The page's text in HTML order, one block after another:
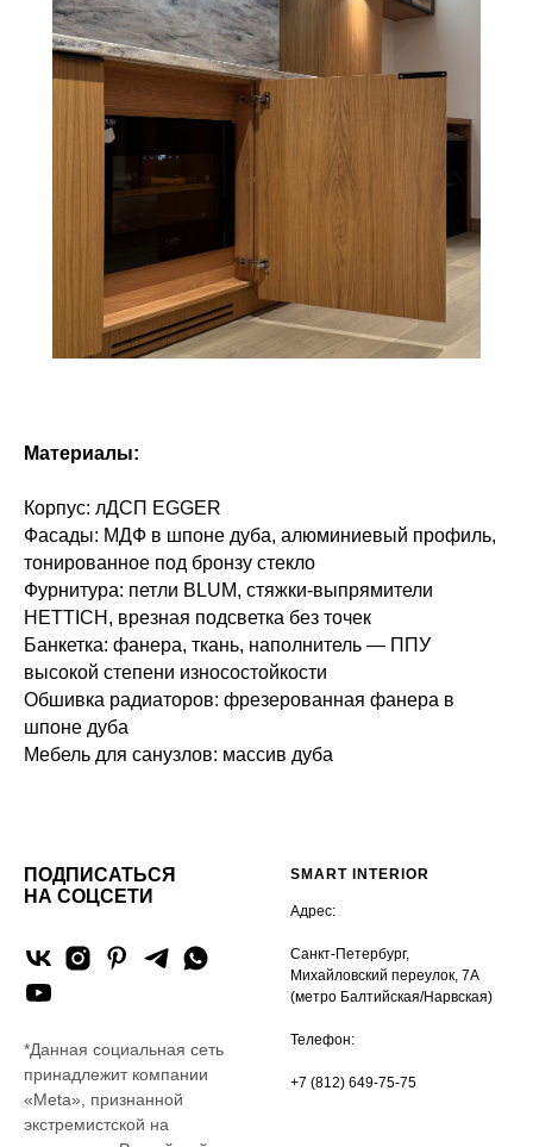
Материалы:
Корпус: лДСП EGGER
Фасады: МДФ в шпоне дуба, алюминиевый профиль,
тонированное под бронзу стекло
Фурнитура: петли BLUM, стяжки-выпрямители
HETTICH, врезная подсветка без точек
Банкетка: фанера, ткань, наполнитель — ППУ
высокой степени износостойкости
Обшивка радиаторов: фрезерованная фанера в
шпоне дуба
Мебель для санузлов: массив дуба
ПОДПИСАТЬСЯ
НА СОЦСЕТИ
*Данная социальная сеть
принадлежит компании
«Meta», признанной
экстремистской на
SMART INTERIOR
Адрес:
Санкт-Петербург,
Михайловский переулок, 7А
(метро Балтийская/Нарвская)
Телефон:
+7 (812) 649-75-75